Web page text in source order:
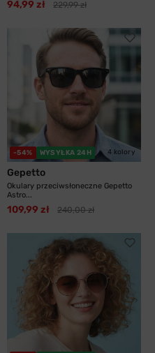
94,99 zł 229,99 zł
-54% WYSYŁKA 24H 4 kolory
Gepetto
Okulary przeciwsłoneczne Gepetto
Astro...
109,99 zł 240,00 zł